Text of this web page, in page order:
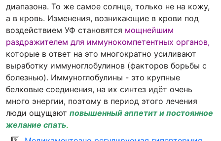
диапазона. То же самое солнце, только не на кожу,
а в кровь. Изменения, возникающие в крови под
воздействием УФ становятся мощнейшим
раздражителем для иммунокомпетентных органов,
которые в ответ на это многократно усиливают
выработку иммуноглобулинов (факторов борьбы с
болезнью). Иммуноглобулины - это крупные
белковые соединения, на их синтез идёт очень
много энергии, поэтому в период этого лечения
люди ощущают повышенный аппетит и постоянное
желание спать.